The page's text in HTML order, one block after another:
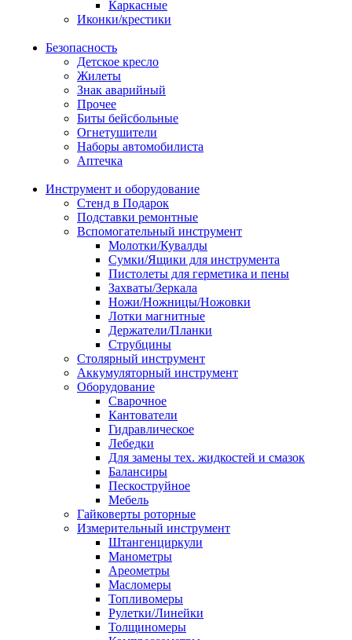
Каркасные
Иконки/крестики
Безопасность
Детское кресло
Жилеты
Знак аварийный
Прочее
Биты бейсбольные
Огнетушители
Наборы автомобилиста
Аптечка
Инструмент и оборудование
Стенд в Подарок
Подставки ремонтные
Вспомогательный инструмент
Молотки/Кувалды
Сумки/Ящики для инструмента
Пистолеты для герметика и пены
Захваты/Зеркала
Ножи/Ножницы/Ножовки
Лотки магнитные
Держатели/Планки
Струбцины
Столярный инструмент
Аккумуляторный инструмент
Оборудование
Сварочное
Кантователи
Гидравлическое
Лебедки
Для замены тех. жидкостей и смазок
Балансиры
Пескоструйное
Мебель
Гайковерты роторные
Измерительный инструмент
Штангенциркули
Манометры
Ареометры
Масломеры
Топливомеры
Рулетки/Линейки
Толщиномеры